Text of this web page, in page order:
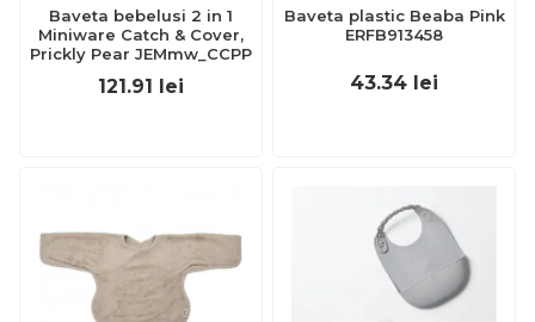
Baveta bebelusi 2 in 1
Miniware Catch & Cover,
Prickly Pear JEMmw_CCPP
121.91 lei
Baveta plastic Beaba Pink
ERFB913458
43.34 lei